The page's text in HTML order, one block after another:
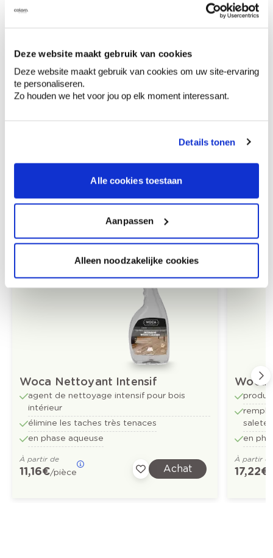
Deze website maakt gebruik van cookies
Deze website maakt gebruik van cookies om uw site-ervaring
te personaliseren.
Zo houden we het voor jou op elk moment interessant.
Details tonen
Alle cookies toestaan
Aanpassen
Alleen noodzakelijke cookies
Lire attentivement et bien respecter toutes
les instructions., Tenir hors de portée des
enfants., En cas de consultation d’un médecin,
garder à disposition le récipient ou l’étiquette.
Fiche de données de sécurité disponible sur
Produits recommandés
Woca Nettoyant Intensif
agent de nettoyage intensif pour bois
intérieur
élimine les taches très tenaces
en phase aqueuse
À partir de
11,16 €/pièce Achat
Woca
saleté
en
À partir
17,22 €